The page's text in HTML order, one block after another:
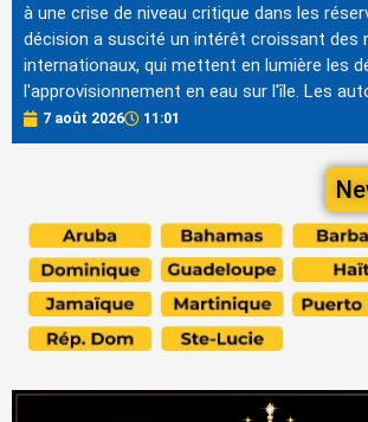
à une crise de niveau critique dans les
décision a suscité un intérêt croissant des
internationaux, qui mettent en lumière les
l'approvisionnement en eau sur l'île. Les
7 août 2026 11:01